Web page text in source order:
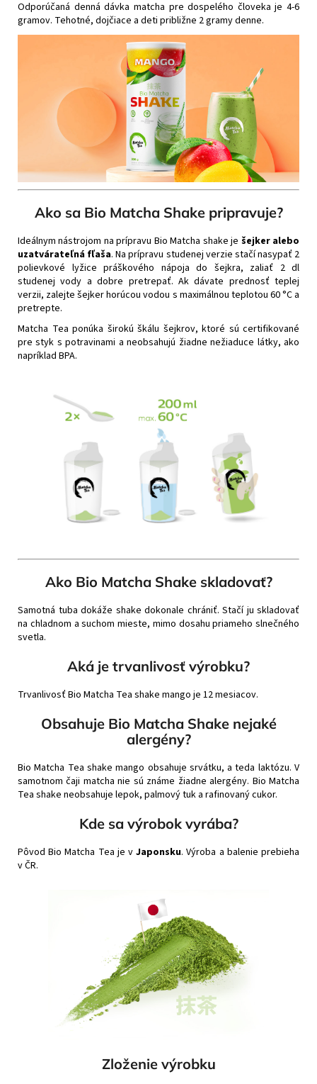
Odporúčaná denná dávka matcha pre dospelého človeka je 4-6
gramov. Tehotné, dojčiace a deti približne 2 gramy denne.
Ako sa Bio Matcha Shake pripravuje?
Ideálnym nástrojom na prípravu Bio Matcha shake je šejker alebo
uzatvárateľná fľaša. Na prípravu studenej verzie stačí nasypať 2
polievkové lyžice práškového nápoja do šejkra, zaliať 2 dl
studenej vody a dobre pretrepať. Ak dávate prednosť teplej
verzii, zalejte šejker horúcou vodou s maximálnou teplotou 60 °C a
pretrepte.
Matcha Tea ponúka širokú škálu šejkrov, ktoré sú certifikované
pre styk s potravinami a neobsahujú žiadne nežiaduce látky, ako
napríklad BPA.
Ako Bio Matcha Shake skladovať?
Samotná tuba dokáže shake dokonale chrániť. Stačí ju skladovať
na chladnom a suchom mieste, mimo dosahu priameho slnečného
svetla.
Aká je trvanlivosť výrobku?
Trvanlivosť Bio Matcha Tea shake mango je 12 mesiacov.
Obsahuje Bio Matcha Shake nejaké
alergény?
Bio Matcha Tea shake mango obsahuje srvátku, a teda laktózu. V
samotnom čaji matcha nie sú známe žiadne alergény. Bio Matcha
Tea shake neobsahuje lepok, palmový tuk a rafinovaný cukor.
Kde sa výrobok vyrába?
Pôvod Bio Matcha Tea je v Japonsku. Výroba a balenie prebieha
v ČR.
Zloženie výrobku